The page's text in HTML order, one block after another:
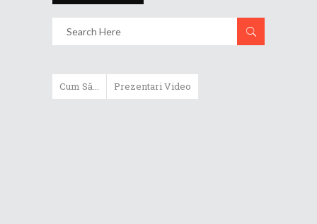
Cum Să... Prezentari Video